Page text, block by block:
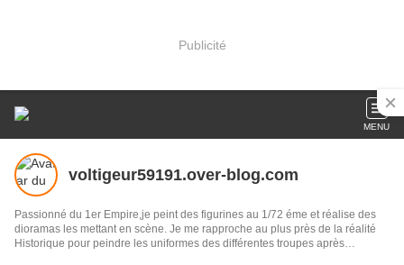
Publicité
MENU
voltigeur59191.over-blog.com
Passionné du 1er Empire,je peint des figurines au 1/72 éme et réalise des
dioramas les mettant en scène. Je me rapproche au plus près de la réalité
Historique pour peindre les uniformes des différentes troupes après